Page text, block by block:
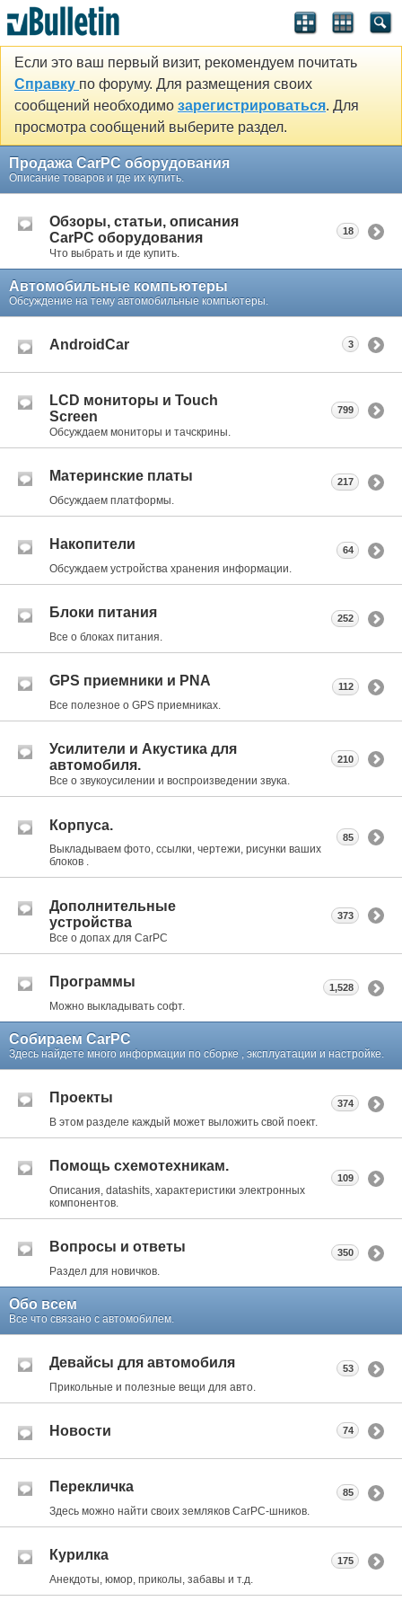
Если это ваш первый визит, рекомендуем почитать
Справку по форуму. Для размещения своих
сообщений необходимо зарегистрироваться. Для
просмотра сообщений выберите раздел.
Продажа CarPC оборудования
Описание товаров и где их купить.
Обзоры, статьи, описания
CarPC оборудования
Что выбрать и где купить.
18
Автомобильные компьютеры
Обсуждение на тему автомобильные компьютеры.
AndroidCar 3
LCD мониторы и Touch
Screen
Обсуждаем мониторы и тачскрины.
799
Материнские платы
Обсуждаем платформы.
217
Накопители
Обсуждаем устройства хранения информации.
64
Блоки питания
Все о блоках питания.
252
GPS приемники и PNA
Все полезное о GPS приемниках.
112
Усилители и Акустика для
автомобиля.
Все о звукоусилении и воспроизведении звука.
210
Корпуса.
Выкладываем фото, ссылки, чертежи, рисунки ваших
блоков .
85
Дополнительные
устройства
Все о допах для CarPC
373
Программы
Можно выкладывать софт.
1,528
Собираем CarPC
Здесь найдете много информации по сборке , эксплуатации и настройке.
Проекты
В этом разделе каждый может выложить свой поект.
374
Помощь схемотехникам.
Описания, datashits, характеристики электронных
компонентов.
109
Вопросы и ответы
Раздел для новичков.
350
Обо всем
Все что связано с автомобилем.
Девайсы для автомобиля
Прикольные и полезные вещи для авто.
53
Новости 74
Перекличка
Здесь можно найти своих земляков CarPC-шников.
85
Курилка
Анекдоты, юмор, приколы, забавы и т.д.
175